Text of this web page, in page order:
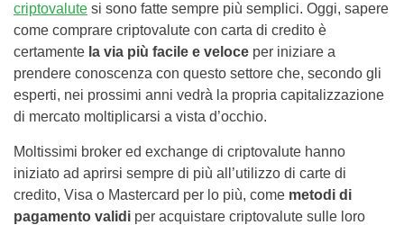
criptovalute si sono fatte sempre più semplici. Oggi, sapere
come comprare criptovalute con carta di credito è
certamente la via più facile e veloce per iniziare a
prendere conoscenza con questo settore che, secondo gli
esperti, nei prossimi anni vedrà la propria capitalizzazione
di mercato moltiplicarsi a vista d’occhio.
Moltissimi broker ed exchange di criptovalute hanno
iniziato ad aprirsi sempre di più all’utilizzo di carte di
credito, Visa o Mastercard per lo più, come metodi di
pagamento validi per acquistare criptovalute sulle loro